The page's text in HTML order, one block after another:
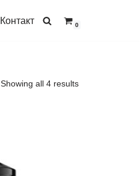
Контакт 0
Showing all 4 results